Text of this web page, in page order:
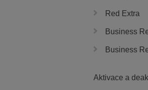
Red Extra
Business
Business
Aktivace a